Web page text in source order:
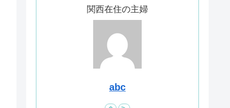
関西在住の主婦
abc